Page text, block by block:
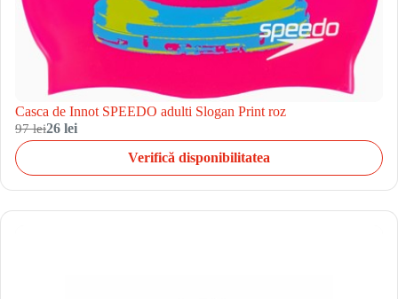
Casca de Innot SPEEDO adulti Slogan Print roz
97 lei26 lei
Verifică disponibilitatea